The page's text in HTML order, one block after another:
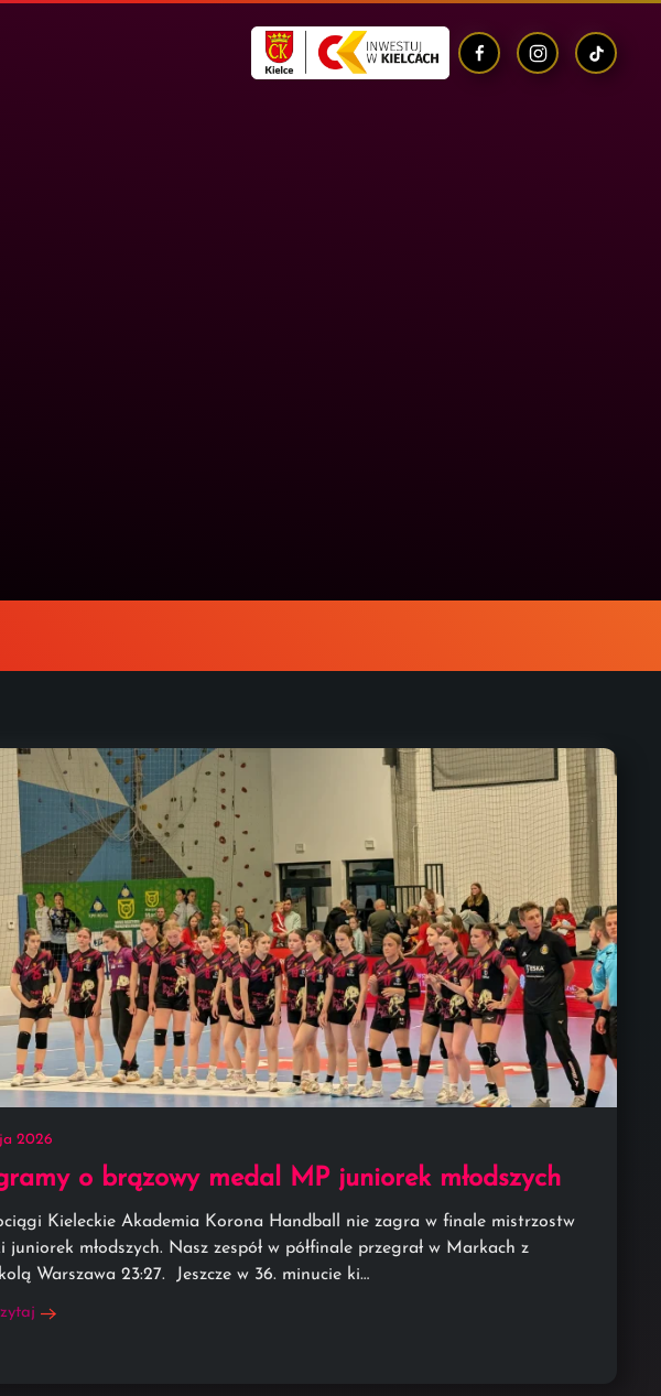
2026
o brązowy medal MP juniorek młodszych
Kieleckie Akademia Korona Handball nie zagra w finale mistrzostw
juniorek młodszych. Nasz zespół w półfinale przegrał w Markach z
Warszawa 23:27. Jeszcze w 36. minucie ki…